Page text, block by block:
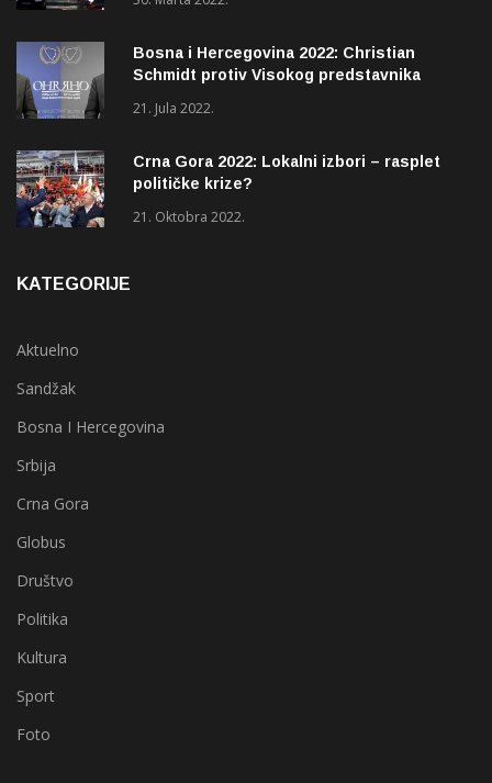
Bosna i Hercegovina 2022: Christian
Schmidt protiv Visokog predstavnika
21. Jula 2022.
Crna Gora 2022: Lokalni izbori – rasplet
političke krize?
21. Oktobra 2022.
KATEGORIJE
Aktuelno
Sandžak
Bosna I Hercegovina
Srbija
Crna Gora
Globus
Društvo
Politika
Kultura
Sport
Foto